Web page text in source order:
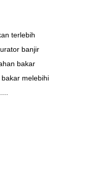
terlebih
banjir
bakar
melebihi